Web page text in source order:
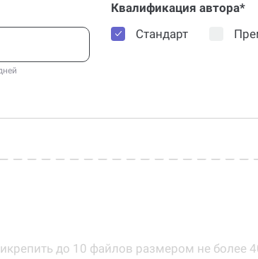
Квалификация автора*
Стандарт
до 10 файлов размером не более